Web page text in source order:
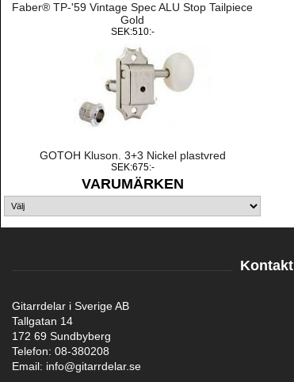
Faber® TP-'59 Vintage Spec ALU Stop Tailpiece
Gold
SEK:510:-
GOTOH Kluson. 3+3 Nickel plastvred
SEK:675:-
VARUMÄRKEN
Kontakt
Gitarrdelar i Sverige AB
Tallgatan 14
172 69 Sundbyberg
Telefon: 08-380208
Email: info@gitarrdelar.se